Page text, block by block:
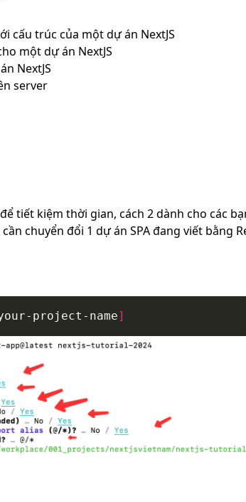
cấu trúc của một dự án NextJS
một dự án NextJS
NextJS
server
tiết kiệm thời gian, cách 2 dành cho các
chuyển đổi 1 dự án SPA đang viết bằng
project-name]